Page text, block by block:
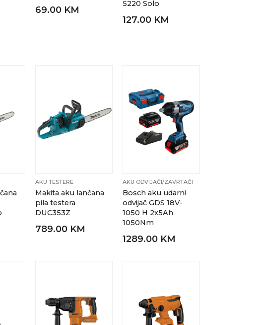
69.00 KM
5220 Solo
127.00 KM
AKU TESTERE
Makita aku lančana
pila testera
DUC353Z
789.00 KM
AKU ODVIJAČI/ZAVRTAČI
Bosch aku udarni
odvijač GDS 18V-
1050 H 2x5Ah
1050Nm
1289.00 KM